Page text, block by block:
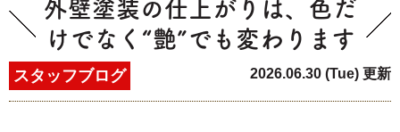
外壁塗装の仕上がりは、色だ
けでなく“艶”でも変わります
スタッフブログ 2026.06.30 (Tue) 更新